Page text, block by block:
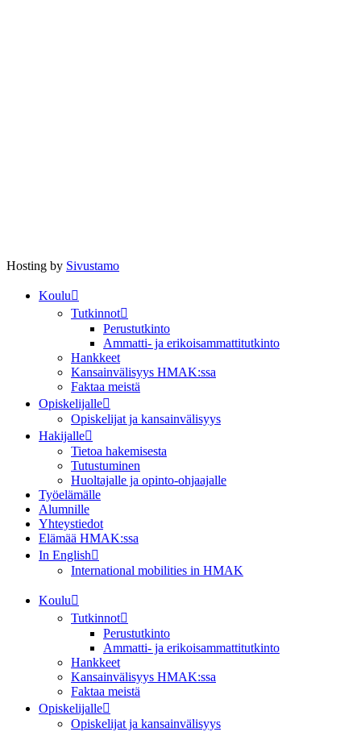
Hosting by Sivustamo
Koulu
Tutkinnot
Perustutkinto
Ammatti- ja erikoisammattitutkinto
Hankkeet
Kansainvälisyys HMAK:ssa
Faktaa meistä
Opiskelijalle
Opiskelijat ja kansainvälisyys
Hakijalle
Tietoa hakemisesta
Tutustuminen
Huoltajalle ja opinto-ohjaajalle
Työelämälle
Alumnille
Yhteystiedot
Elämää HMAK:ssa
In English
International mobilities in HMAK
Koulu
Tutkinnot
Perustutkinto
Ammatti- ja erikoisammattitutkinto
Hankkeet
Kansainvälisyys HMAK:ssa
Faktaa meistä
Opiskelijalle
Opiskelijat ja kansainvälisyys